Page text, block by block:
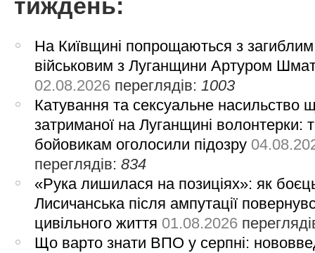
тиждень:
На Київщині попрощаються з загиблим
військовим з Луганщини Артуром
02.08.2026 переглядів:1003
Катування та сексуальне насильство
затриманої на Луганщині волонтерки:
бойовикам оголосили підозру
переглядів:834
«Рука лишилася на позиціях»: як
Лисичанська після ампутації
цивільного життя 01.08.2026
Що варто знати ВПО у серпні: